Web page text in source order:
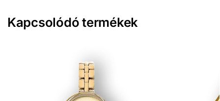
Kapcsolódó termékek